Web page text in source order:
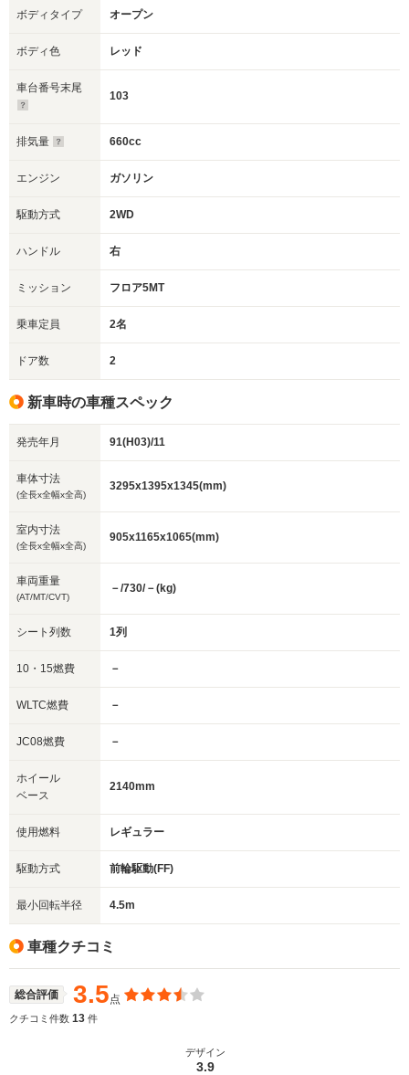
ボディタイプ オープン
ボディ色 レッド
車台番号末尾
103
排気量 660cc
エンジン ガソリン
駆動方式 2WD
ハンドル 右
ミッション フロア5MT
乗車定員 2名
ドア数 2
新車時の車種スペック
発売年月 91(H03)/11
車体寸法
(全長x全幅x全高)
3295x1395x1345(mm)
室内寸法
(全長x全幅x全高)
905x1165x1065(mm)
車両重量
(AT/MT/CVT)
－/730/－(kg)
シート列数 1列
10・15燃費 －
WLTC燃費 －
JC08燃費 －
ホイール
ベース
2140mm
使用燃料 レギュラー
駆動方式 前輪駆動(FF)
最小回転半径 4.5m
車種クチコミ
総合評価 3.5点
クチコミ件数 13 件
デザイン
3.9